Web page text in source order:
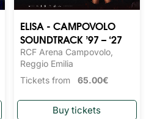
ELISA - CAMPOVOLO
SOUNDTRACK ’97 – ‘27
RCF Arena Campovolo,
Reggio Emilia
Tickets from 65.00€